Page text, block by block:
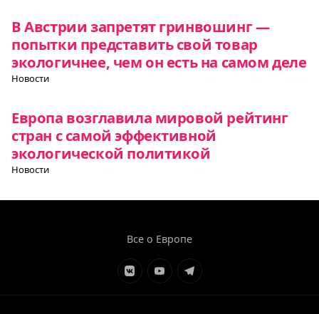
В Австрии запретят гринвошинг —
попытки представить свой товар
экологичнее, чем он есть на самом деле
Новости
Европа возглавила мировой рейтинг
стран с самой эффективной
экологической политикой
Новости
Все о Европе
ЭлементЭлементЭлемент